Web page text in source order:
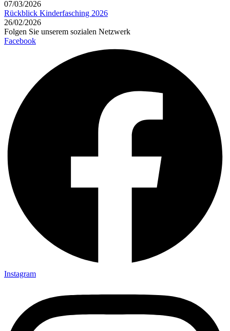
07/03/2026
Rückblick Kinderfasching 2026
26/02/2026
Folgen Sie unserem sozialen Netzwerk
Facebook
Instagram